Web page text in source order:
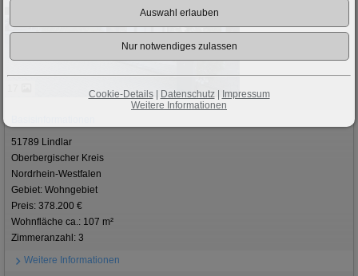
51789 Lindlar
Oberbergischer Kreis
Nordrhein-Westfalen
Gebiet: Wohngebiet
Preis: 378.200 €
Wohnfläche ca.: 107 m²
Zimmeranzahl: 3
Weitere Informationen
Cookie-Details| Datenschutz|
Impressum
Weitere Informationen